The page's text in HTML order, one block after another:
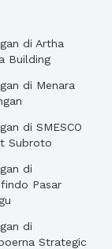
di Artha
Building
di Menara
di SMESCO
Subroto
di
Pasar
di
Strategic